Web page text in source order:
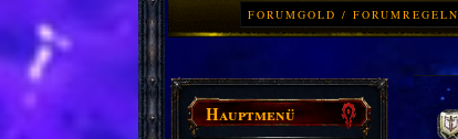
FORUMGOLD / FORUMREGELN
Hauptmenü